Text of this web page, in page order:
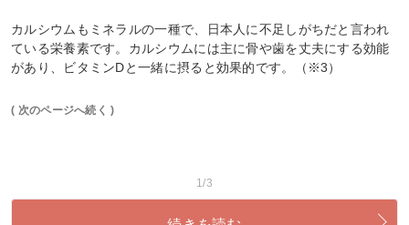
カルシウムもミネラルの一種で、日本人に不足しがちだと言われ
ている栄養素です。カルシウムには主に骨や歯を丈夫にする効能
があり、ビタミンDと一緒に摂ると効果的です。（※3）
( 次のページへ続く )
1/3